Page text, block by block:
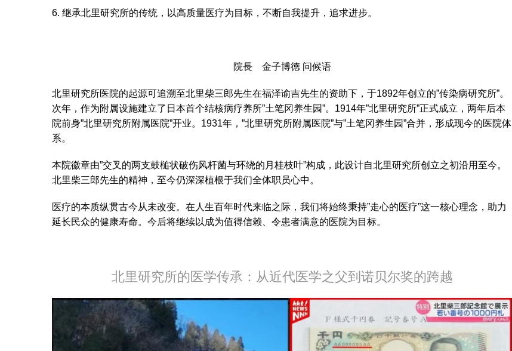
6. 继承北里研究所的传统，以高质量医疗为目标，不断自我提升，追求进步。
院長 金子博徳 问候语
北里研究所医院的起源可追溯至北里柴三郎先生在福泽谕吉先生的资助下，于1892年创立的”传染病研究所”。
次年，作为附属设施建立了日本首个结核病疗养所”土笔冈养生园”。1914年”北里研究所”正式成立，两年后本
院前身”北里研究所附属医院”开业。1931年，”北里研究所附属医院”与”土笔冈养生园”合并，形成现今的医院体
系。
本院徽章由”交叉的两支鼓槌状破伤风杆菌与环绕的月桂枝叶”构成，此设计自北里研究所创立之初沿用至今。
北里柴三郎先生的精神，至今仍深深植根于我们全体职员心中。
医疗的本质纵贯古今从未改变。在人生百年时代来临之际，我们将始终秉持”走心的医疗”这一核心理念，助力
延长民众的健康寿命。今后将继续以成为值得信赖、令患者满意的医院为目标。
北里研究所的医学传承：从近代医学之父到诺贝尔奖的跨越